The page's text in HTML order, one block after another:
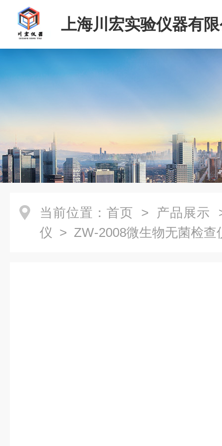
上海川宏实验仪器有
当前位置： 首页 > 产品展示
仪 > ZW-2008微生物无菌检查